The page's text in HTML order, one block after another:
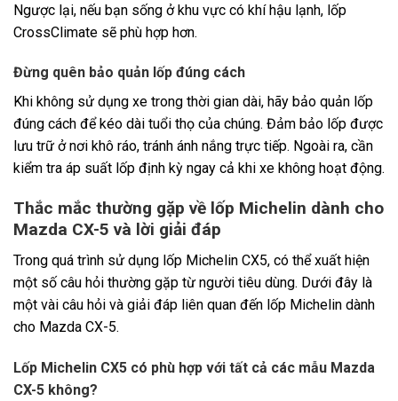
Ngược lại, nếu bạn sống ở khu vực có khí hậu lạnh, lốp
CrossClimate sẽ phù hợp hơn.
Đừng quên bảo quản lốp đúng cách
Khi không sử dụng xe trong thời gian dài, hãy bảo quản lốp
đúng cách để kéo dài tuổi thọ của chúng. Đảm bảo lốp được
lưu trữ ở nơi khô ráo, tránh ánh nắng trực tiếp. Ngoài ra, cần
kiểm tra áp suất lốp định kỳ ngay cả khi xe không hoạt động.
Thắc mắc thường gặp về lốp Michelin dành cho
Mazda CX-5 và lời giải đáp
Trong quá trình sử dụng lốp Michelin CX5, có thể xuất hiện
một số câu hỏi thường gặp từ người tiêu dùng. Dưới đây là
một vài câu hỏi và giải đáp liên quan đến lốp Michelin dành
cho Mazda CX-5.
Lốp Michelin CX5 có phù hợp với tất cả các mẫu Mazda
CX-5 không?